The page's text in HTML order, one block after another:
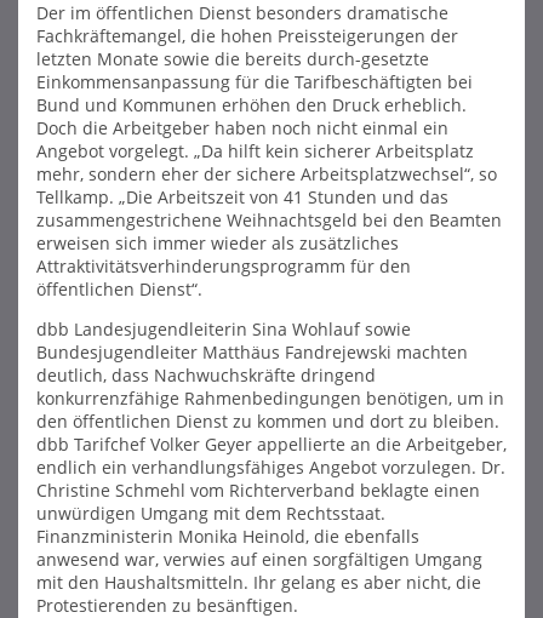
Der im öffentlichen Dienst besonders dramatische
Fachkräftemangel, die hohen Preissteigerungen der
letzten Monate sowie die bereits durch-gesetzte
Einkommensanpassung für die Tarifbeschäftigten bei
Bund und Kommunen erhöhen den Druck erheblich.
Doch die Arbeitgeber haben noch nicht einmal ein
Angebot vorgelegt. „Da hilft kein sicherer Arbeitsplatz
mehr, sondern eher der sichere Arbeitsplatzwechsel“, so
Tellkamp. „Die Arbeitszeit von 41 Stunden und das
zusammengestrichene Weihnachtsgeld bei den Beamten
erweisen sich immer wieder als zusätzliches
Attraktivitätsverhinderungsprogramm für den
öffentlichen Dienst“.
dbb Landesjugendleiterin Sina Wohlauf sowie
Bundesjugendleiter Matthäus Fandrejewski machten
deutlich, dass Nachwuchskräfte dringend
konkurrenzfähige Rahmenbedingungen benötigen, um in
den öffentlichen Dienst zu kommen und dort zu bleiben.
dbb Tarifchef Volker Geyer appellierte an die Arbeitgeber,
endlich ein verhandlungsfähiges Angebot vorzulegen. Dr.
Christine Schmehl vom Richterverband beklagte einen
unwürdigen Umgang mit dem Rechtsstaat.
Finanzministerin Monika Heinold, die ebenfalls
anwesend war, verwies auf einen sorgfältigen Umgang
mit den Haushaltsmitteln. Ihr gelang es aber nicht, die
Protestierenden zu besänftigen.